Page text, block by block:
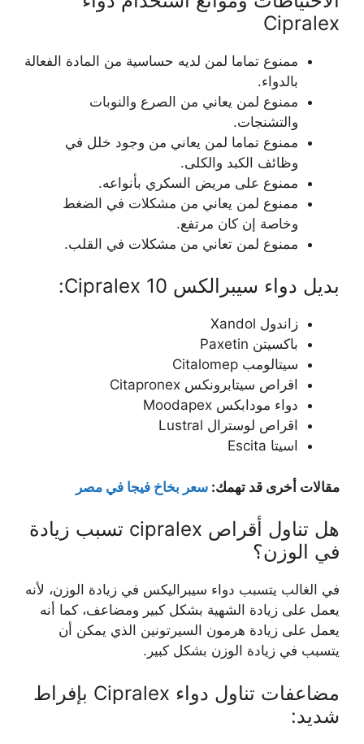
Cipralex
ممنوع تماما لمن لديه حساسية من المادة الفعالة
بالدواء.
ممنوع لمن يعاني من الصرع والنوبات
والتشنجات.
ممنوع تماما لمن يعاني من وجود خلل في
وظائف الكبد والكلى.
ممنوع على مريض السكري بأنواعه.
ممنوع لمن يعاني من مشكلات في الضغط
وخاصة إن كان مرتفع.
ممنوع لمن تعاني من مشكلات في القلب.
بديل دواء سيبرالكس 10 Cipralex:
زاندول Xandol
باكسيتن Paxetin
سيتالومب Citalomep
اقراص سيتابرونكس Citapronex
دواء مودابكس Moodapex
اقراص لوسترال Lustral
اسيتا Escita
مقالات أخرى قد تهمك: سعر بخاخ فيجا في مصر
هل تناول أقراص cipralex تسبب زيادة
في الوزن؟
في الغالب يتسبب دواء سيبراليكس في زيادة الوزن، لأنه
يعمل على زيادة الشهية بشكل كبير ومضاعف، كما أنه
يعمل على زيادة هرمون السيرتونين الذي يمكن أن
يتسبب في زيادة الوزن بشكل كبير.
مضاعفات تناول دواء Cipralex بإفراط
شديد: